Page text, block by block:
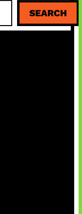
SEARCH